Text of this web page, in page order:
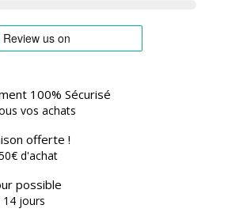
100% Sécurisé
vos achats
offerte !
d'achat
possible
14 jours